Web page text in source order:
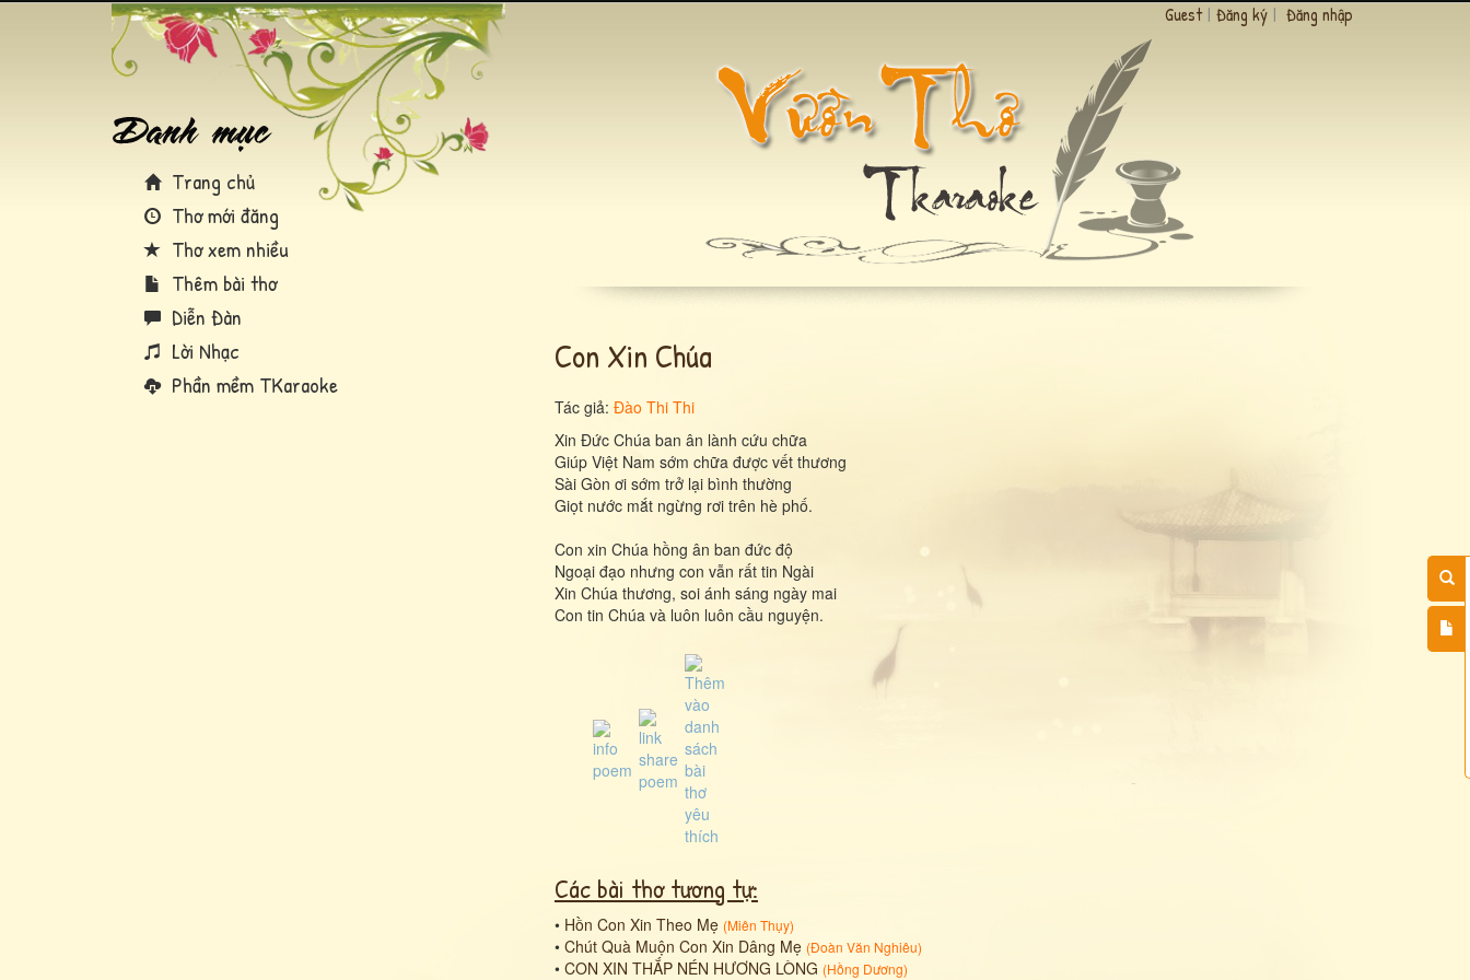
Trang chủ
Thơ mới đăng
Thơ xem nhiều
Thêm bài thơ
Diễn Đàn
Lời Nhạc
Phần mềm TKaraoke
Guest | Đăng ký | Đăng nhập
Con Xin Chúa
Tác giả: Đào Thi Thi
Xin Đức Chúa ban ân lành cứu chữa
Giúp Việt Nam sớm chữa được vết thương
Sài Gòn ơi sớm trở lại bình thường
Giọt nước mắt ngừng rơi trên hè phố.
Con xin Chúa hồng ân ban đức độ
Ngoại đạo nhưng con vẫn rất tin Ngài
Xin Chúa thương, soi ánh sáng ngày mai
Con tin Chúa và luôn luôn cầu nguyện.
Các bài thơ tương tự:
• Hồn Con Xin Theo Mẹ (Miên Thụy)
• Chút Quà Muộn Con Xin Dâng Mẹ (Đoàn Văn Nghiêu)
• CON XIN THẮP NÉN HƯƠNG LÒNG (Hồng Dương)